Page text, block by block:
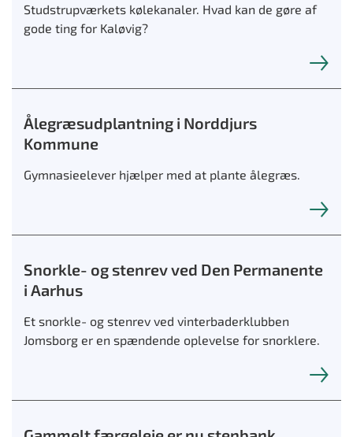
Studstrupværkets kølekanaler. Hvad kan de gøre af
gode ting for Kaløvig?
Ålegræsudplantning i Norddjurs
Kommune
Gymnasieelever hjælper med at plante ålegræs.
Snorkle- og stenrev ved Den Permanente
i Aarhus
Et snorkle- og stenrev ved vinterbaderklubben
Jomsborg er en spændende oplevelse for snorklere.